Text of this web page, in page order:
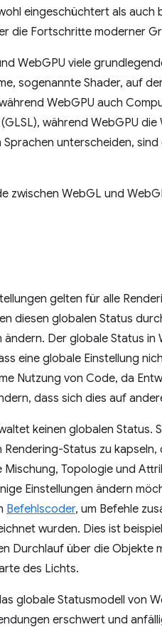
eingeschüchtert als auch
die Fortschritte moderner
WebGPU viele
sogenannte Shader, auf
WebGPU auch
während WebGPU
unterscheiden,
zwischen WebGL und
gelten für alle
diesen globalen Status
Der globale Status in
eine globale Einstellung
Nutzung von Code, da
dass sich dies auf
keinen globalen Status.
Status zu kapseln,
Topologie und
Einstellungen ändern
Befehlscoder, um Befehle
wurden. Dies ist
Durchlauf über die Objekte
des Lichts.
globale Statusmodell von
erschwert und